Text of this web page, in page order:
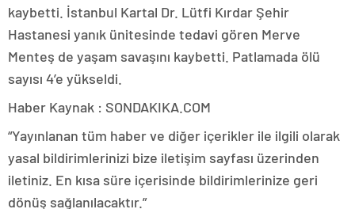
kaybetti. İstanbul Kartal Dr. Lütfi Kırdar Şehir
Hastanesi yanık ünitesinde tedavi gören Merve
Menteş de yaşam savaşını kaybetti. Patlamada ölü
sayısı 4’e yükseldi.
Haber Kaynak : SONDAKIKA.COM
“Yayınlanan tüm haber ve diğer içerikler ile ilgili olarak
yasal bildirimlerinizi bize iletişim sayfası üzerinden
iletiniz. En kısa süre içerisinde bildirimlerinize geri
dönüş sağlanılacaktır.”